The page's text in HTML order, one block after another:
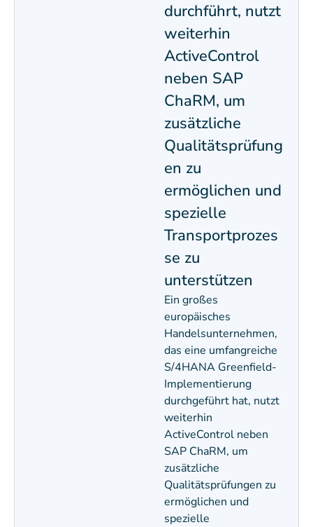
durchführt, nutzt
weiterhin
ActiveControl
neben SAP
ChaRM, um
zusätzliche
Qualitätsprüfung
en zu
ermöglichen und
spezielle
Transportprozes
se zu
unterstützen
Ein großes
europäisches
Handelsunternehmen,
das eine umfangreiche
S/4HANA Greenfield-
Implementierung
durchgeführt hat, nutzt
weiterhin
ActiveControl neben
SAP ChaRM, um
zusätzliche
Qualitätsprüfungen zu
ermöglichen und
spezielle